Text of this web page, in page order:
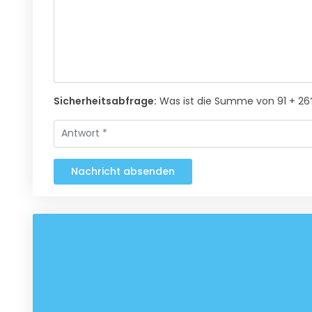
Sicherheitsabfrage: Was ist die Summe von 91 +
Nachricht absenden